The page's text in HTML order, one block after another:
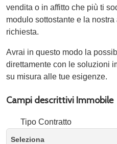
vendita o in affitto che più ti
modulo sottostante e la
richiesta.
Avrai in questo modo la
direttamente con le soluzioni
su misura alle tue esigenze.
Campi descrittivi Immobile
Tipo Contratto
Seleziona